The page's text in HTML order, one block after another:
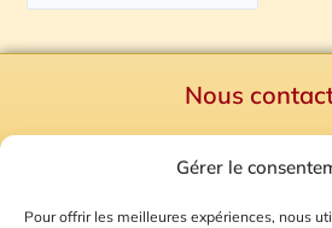
Gérer le
Pour offrir les meilleures expériences, nous
Nous
Mentions Légales